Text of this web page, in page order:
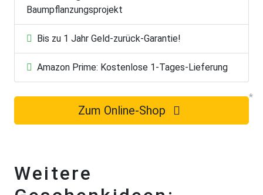
Baumpflanzungsprojekt
Bis zu 1 Jahr Geld-zurück-Garantie!
Amazon Prime: Kostenlose 1-Tages-Lieferung
Zum Online-Shop
Weitere